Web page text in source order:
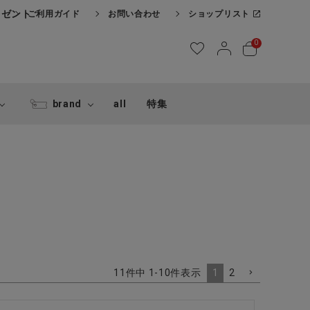
ントご利用ガイド お問い合わせ ショップリスト
0
brand all 特集
11 件中 1 -10件表示 1 2